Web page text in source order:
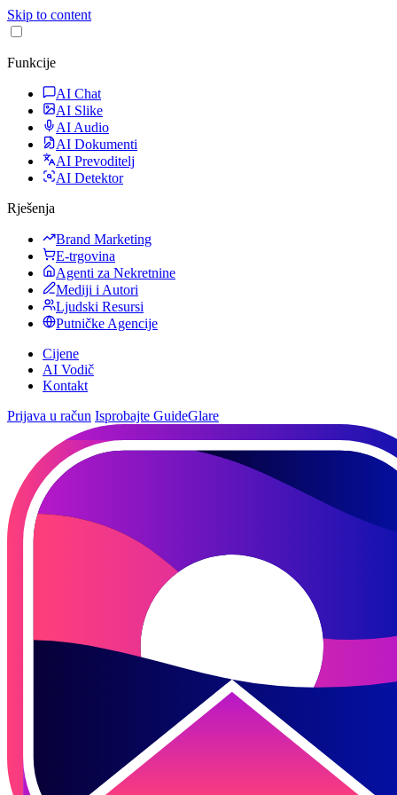
Skip to content
Funkcije
AI Chat
AI Slike
AI Audio
AI Dokumenti
AI Prevoditelj
AI Detektor
Rješenja
Brand Marketing
E-trgovina
Agenti za Nekretnine
Mediji i Autori
Ljudski Resursi
Putničke Agencije
Cijene
AI Vodič
Kontakt
Prijava u račun Isprobajte GuideGlare